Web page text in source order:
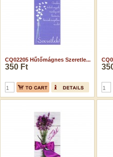
CQ02205 Hűtőmágnes Szeretle...
350 Ft